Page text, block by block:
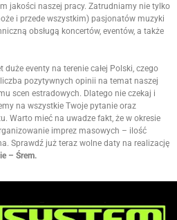
jakości naszej pracy. Zatrudniamy nie tylko
i przede wszystkim) pasjonatów muzyki
obsługą koncertów, eventów, a także
eventy na terenie całej Polski, czego
pozytywnych opinii na temat naszej
scen estradowych. Dlatego nie czekaj i
na wszystkie Twoje pytanie oraz
Warto mieć na uwadze fakt, że w okresie
imprez masowych – ilość
Sprawdź już teraz wolne daty na realizację
– Śrem.